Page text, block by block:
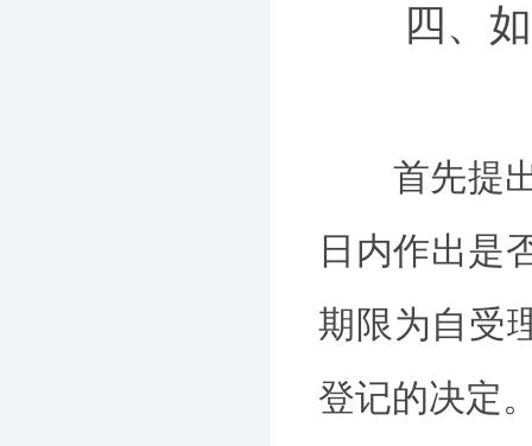
四、如
首先提出
日内作出是
期限为自受
登记的决定